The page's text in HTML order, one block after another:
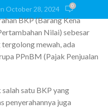
October 28, 2024 0
BKP (Barang Kena
Nilai) sebesar
tergolong mewah, ada
PPnBM (Pajak Penjualan
satu BKP yang
penyerahannya juga